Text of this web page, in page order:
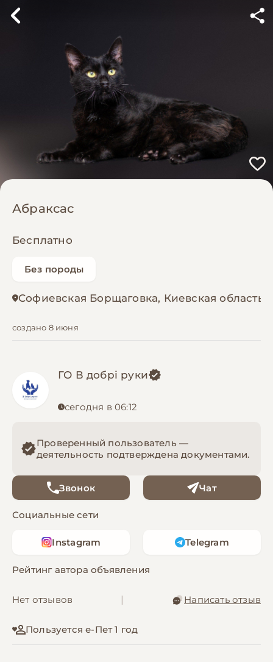
Абраксас
Бесплатно
Без породы
Софиевская Борщаговка, Киевская область
создано 8 июня
ГО В добрі руки
сегодня в 06:12
Проверенный пользователь —
деятельность подтверждена документами.
Звонок Чат
Социальные сети
Instagram Telegram
Рейтинг автора объявления
Нет отзывов Написать отзыв
Пользуется е-Пет 1 год